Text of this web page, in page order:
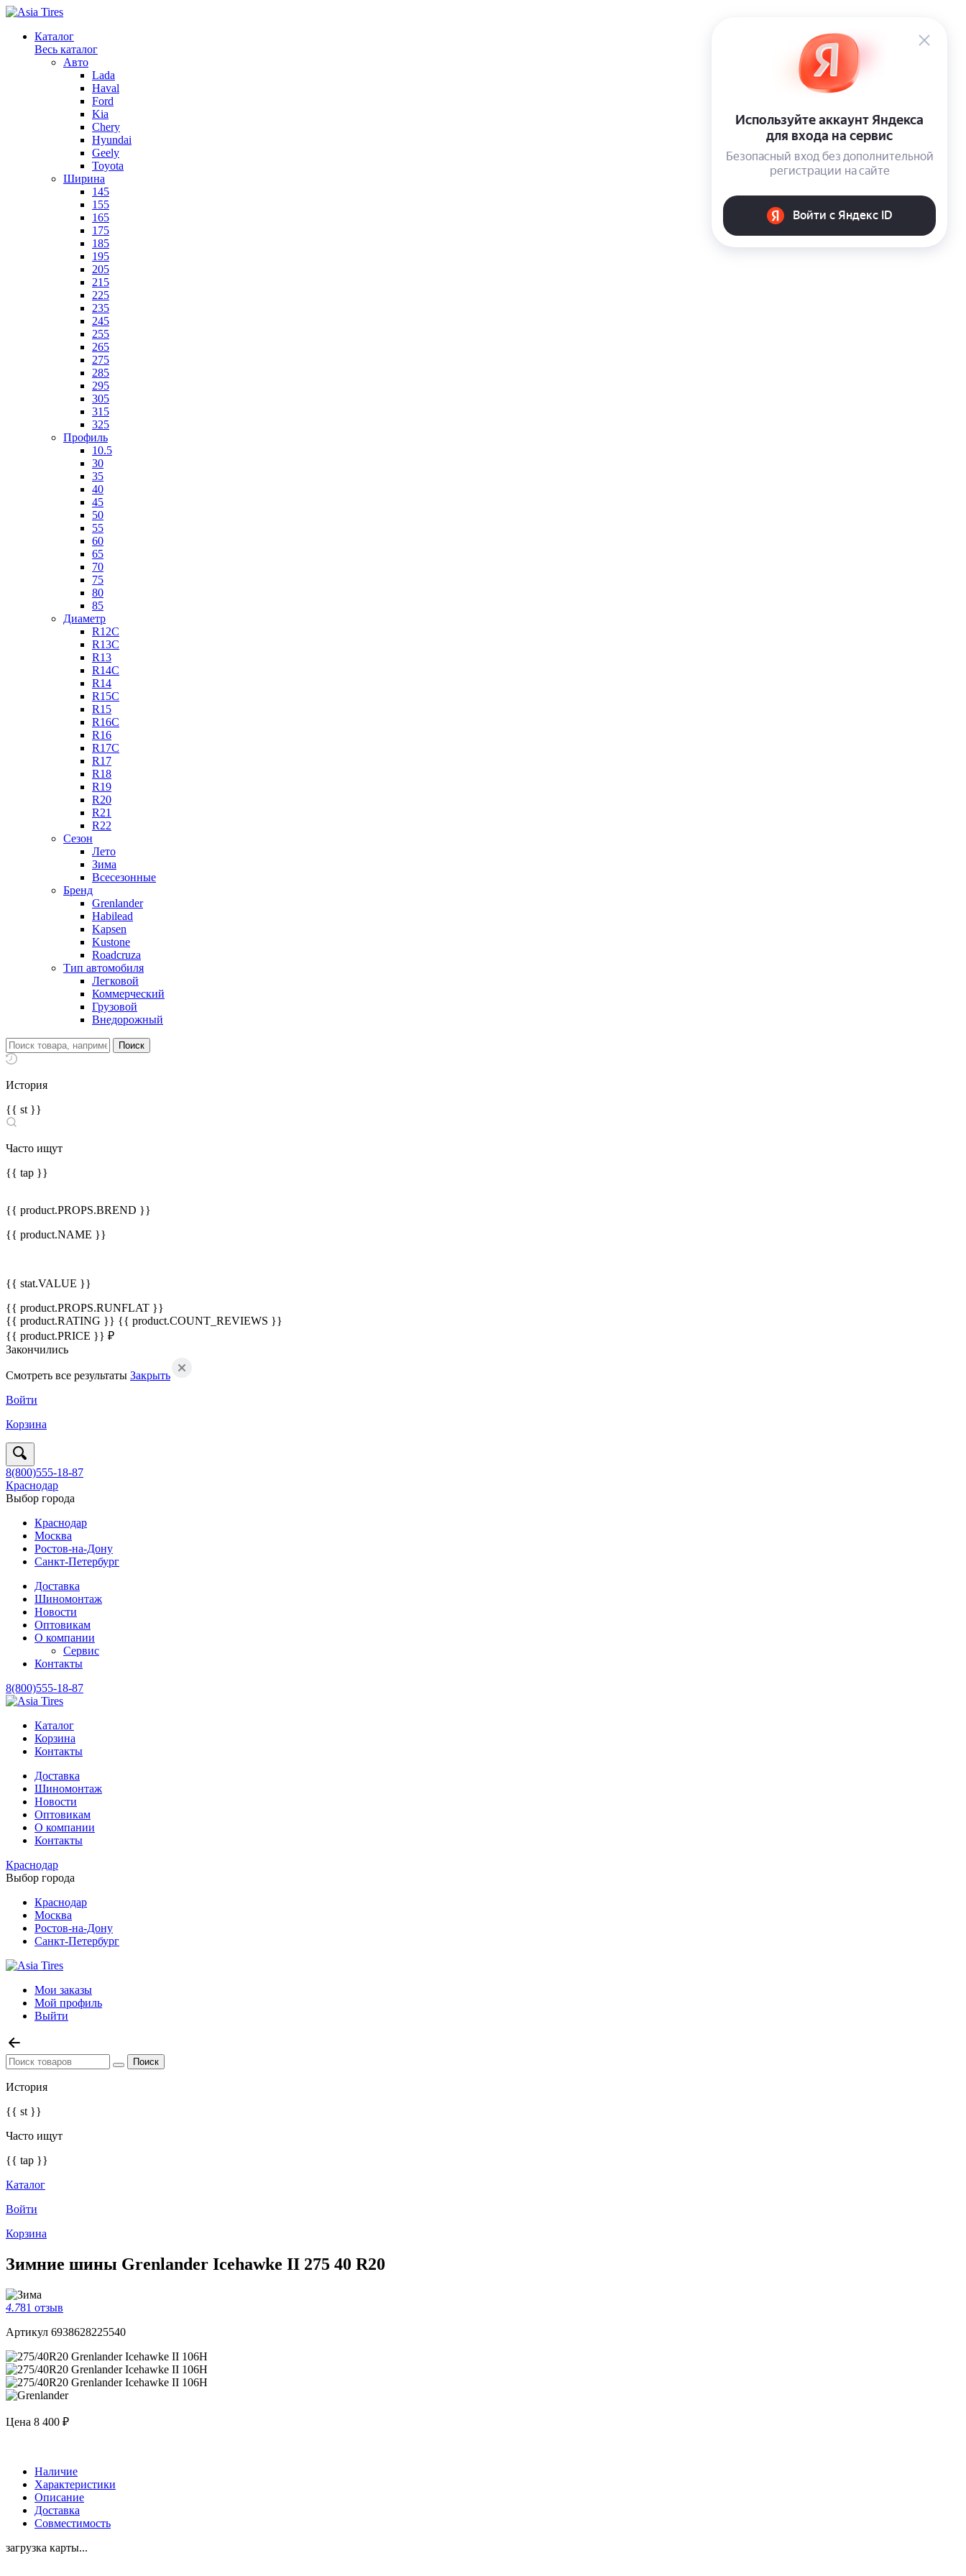
Каталог
Весь каталог
Авто
Lada
Haval
Ford
Kia
Chery
Hyundai
Geely
Toyota
Ширина
145
155
165
175
185
195
205
215
225
235
245
255
265
275
285
295
305
315
325
Профиль
10.5
30
35
40
45
50
55
60
65
70
75
80
85
Диаметр
R12C
R13C
R13
R14C
R14
R15C
R15
R16C
R16
R17C
R17
R18
R19
R20
R21
R22
Сезон
Лето
Зима
Всесезонные
Бренд
Grenlander
Habilead
Kapsen
Kustone
Roadcruza
Тип автомобиля
Легковой
Коммерческий
Грузовой
Внедорожный
История
{{ st }}
Часто ищут
{{ tap }}
{{ product.PROPS.BREND }}
{{ product.NAME }}
{{ stat.VALUE }}
{{ product.PROPS.RUNFLAT }}
{{ product.RATING }} {{ product.COUNT_REVIEWS }}
{{ product.PRICE }} ₽
Закончились
Смотреть все результаты Закрыть
Войти
Корзина
8(800)555-18-87
Краснодар
Выбор города
Краснодар
Москва
Ростов-на-Дону
Санкт-Петербург
Доставка
Шиномонтаж
Новости
Оптовикам
О компании
Сервис
Контакты
8(800)555-18-87
Каталог
Корзина
Контакты
Доставка
Шиномонтаж
Новости
Оптовикам
О компании
Контакты
Краснодар
Выбор города
Краснодар
Москва
Ростов-на-Дону
Санкт-Петербург
Мои заказы
Мой профиль
Выйти
История
{{ st }}
Часто ищут
{{ tap }}
Каталог
Войти
Корзина
Зимние шины Grenlander Icehawke II 275 40 R20
4.781 отзыв
Артикул 6938628225540
Цена 8 400 ₽
Наличие
Характеристики
Описание
Доставка
Совместимость
загрузка карты...